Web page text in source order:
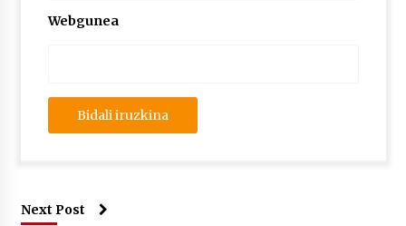
Webgunea
Next Post